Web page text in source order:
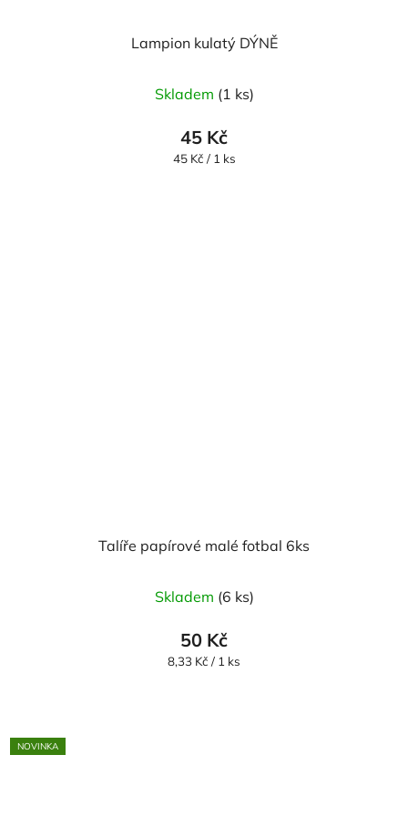
Lampion kulatý DÝNĚ
Skladem (1 ks)
45 Kč
Měrná
45 Kč / 1 ks
Talíře papírové malé fotbal 6ks
Skladem (6 ks)
50 Kč
Měrná
8,33 Kč / 1 ks
NOVINKA